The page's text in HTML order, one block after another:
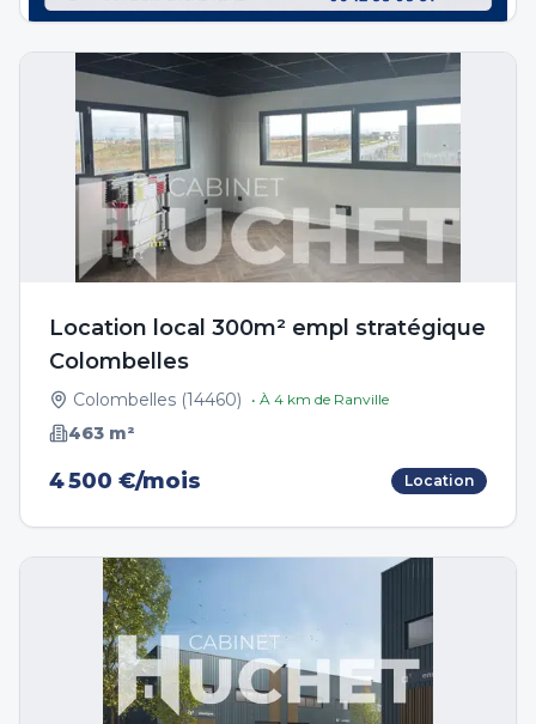
Location local 300m² empl stratégique
Colombelles
Colombelles (14460) • À 4 km de Ranville
463 m²
4 500 €/mois Location